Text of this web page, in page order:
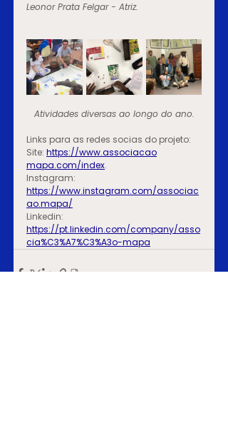
Leonor Prata Felgar - Atriz.
Atividades diversas ao longo do ano.
Links para as redes socias do projeto:
Site: https://www.associacao
mapa.com/index.
Instagram:
https://www.instagram.com/associac
ao.mapa/
Linkedin:
https://pt.linkedin.com/company/asso
cia%C3%A7%C3%A3o-mapa